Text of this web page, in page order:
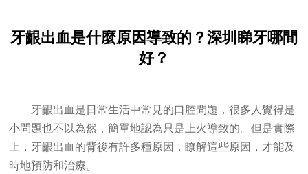
牙齦出血是什麼原因導致的？深圳睇牙哪間
好？
牙齦出血是日常生活中常見的口腔問題，很多人覺得是
小問題也不以為然，簡單地認為只是上火導致的。但是實際
上，牙齦出血的背後有許多種原因，瞭解這些原因，才能及
時地預防和治療。